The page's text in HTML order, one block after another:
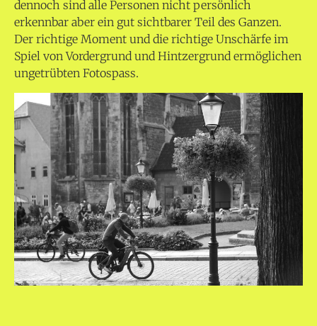
dennoch sind alle Personen nicht persönlich
erkennbar aber ein gut sichtbarer Teil des Ganzen.
Der richtige Moment und die richtige Unschärfe im
Spiel von Vordergrund und Hintzergrund ermöglichen
ungetrübten Fotospass.